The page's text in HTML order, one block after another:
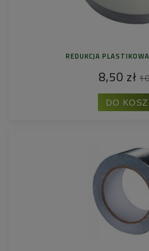
REDUKCJA
8,50 zł
DO